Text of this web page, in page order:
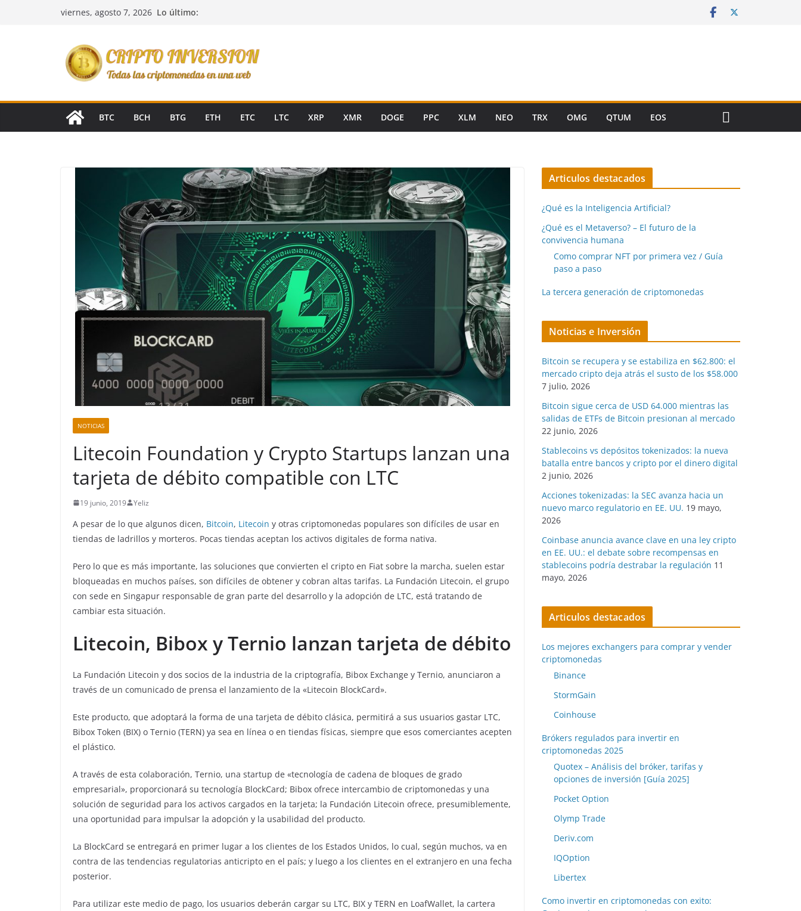
viernes, agosto 7, 2026 Lo último:
BTC BCH BTG ETH ETC LTC XRP XMR DOGE PPC XLM NEO TRX OMG QTUM EOS
NOTICIAS
Litecoin Foundation y Crypto Startups lanzan una
tarjeta de débito compatible con LTC
19 junio, 2019 Yeliz
A pesar de lo que algunos dicen, Bitcoin, Litecoin y otras criptomonedas populares son difíciles de usar en
tiendas de ladrillos y morteros. Pocas tiendas aceptan los activos digitales de forma nativa.
Pero lo que es más importante, las soluciones que convierten el cripto en Fiat sobre la marcha, suelen estar
bloqueadas en muchos países, son difíciles de obtener y cobran altas tarifas. La Fundación Litecoin, el grupo
con sede en Singapur responsable de gran parte del desarrollo y la adopción de LTC, está tratando de
cambiar esta situación.
Litecoin, Bibox y Ternio lanzan tarjeta de débito
La Fundación Litecoin y dos socios de la industria de la criptografía, Bibox Exchange y Ternio, anunciaron a
través de un comunicado de prensa el lanzamiento de la «Litecoin BlockCard».
Este producto, que adoptará la forma de una tarjeta de débito clásica, permitirá a sus usuarios gastar LTC,
Bibox Token (BIX) o Ternio (TERN) ya sea en línea o en tiendas físicas, siempre que esos comerciantes acepten
el plástico.
A través de esta colaboración, Ternio, una startup de «tecnología de cadena de bloques de grado
empresarial», proporcionará su tecnología BlockCard; Bibox ofrece intercambio de criptomonedas y una
solución de seguridad para los activos cargados en la tarjeta; la Fundación Litecoin ofrece, presumiblemente,
una oportunidad para impulsar la adopción y la usabilidad del producto.
La BlockCard se entregará en primer lugar a los clientes de los Estados Unidos, lo cual, según muchos, va en
contra de las tendencias regulatorias anticripto en el país; y luego a los clientes en el extranjero en una fecha
posterior.
Para utilizar este medio de pago, los usuarios deberán cargar su LTC, BIX y TERN en LoafWallet, la cartera
Articulos destacados
¿Qué es la Inteligencia Artificial?
¿Qué es el Metaverso? – El futuro de la
convivencia humana
Como comprar NFT por primera vez / Guía
paso a paso
La tercera generación de criptomonedas
Noticias e Inversión
Bitcoin se recupera y se estabiliza en $62.800: el
mercado cripto deja atrás el susto de los $58.000
7 julio, 2026
Bitcoin sigue cerca de USD 64.000 mientras las
salidas de ETFs de Bitcoin presionan al mercado
22 junio, 2026
Stablecoins vs depósitos tokenizados: la nueva
batalla entre bancos y cripto por el dinero digital
2 junio, 2026
Acciones tokenizadas: la SEC avanza hacia un
nuevo marco regulatorio en EE. UU. 19 mayo,
2026
Coinbase anuncia avance clave en una ley cripto
en EE. UU.: el debate sobre recompensas en
stablecoins podría destrabar la regulación 11
mayo, 2026
Articulos destacados
Los mejores exchangers para comprar y vender
criptomonedas
Binance
StormGain
Coinhouse
Brókers regulados para invertir en
criptomonedas 2025
Quotex – Análisis del bróker, tarifas y
opciones de inversión [Guía 2025]
Pocket Option
Olymp Trade
Deriv.com
IQOption
Libertex
Como invertir en criptomonedas con exito: